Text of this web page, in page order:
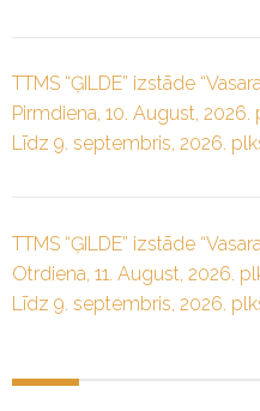
TTMS “ĢILDE” izstāde
Pirmdiena, 10. August,
Līdz 9. septembris, 2026.
TTMS “ĢILDE” izstāde
Otrdiena, 11. August, 2026.
Līdz 9. septembris, 2026.